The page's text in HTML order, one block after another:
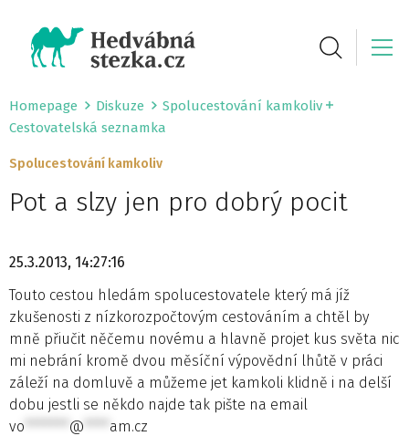
Homepage Diskuze
Spolucestování kamkoliv
Cestovatelská seznamka
Spolucestování kamkoliv
Pot a slzy jen pro dobrý pocit
25.3.2013, 14:27:16
Touto cestou hledám spolucestovatele který má jíž
zkušenosti z nízkorozpočtovým cestováním a chtěl by
mně přiučit něčemu novému a hlavně projet kus světa nic
mi nebrání kromě dvou měsíční výpovědní lhůtě v práci
záleží na domluvě a můžeme jet kamkoli klidně i na delší
dobu jestli se někdo najde tak pište na email
vo ******* @ **** am.cz